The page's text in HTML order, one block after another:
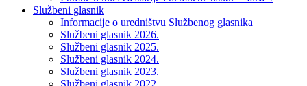
Službeni glasnik
Informacije o uredništvu Službenog glasnika
Službeni glasnik 2026.
Službeni glasnik 2025.
Službeni glasnik 2024.
Službeni glasnik 2023.
Službeni glasnik 2022.